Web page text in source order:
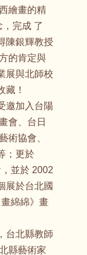
繪畫的精
完成 了
陳銀輝教授
的肯定與
展與北師校
藏！
邀加入台陽
會、台日
術協會、
；更於
並於 2002
展於台北國
綿綿》畫
台北縣教師
縣藝術家